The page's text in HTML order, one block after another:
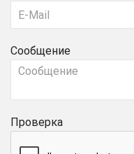
Сообщение
Проверка